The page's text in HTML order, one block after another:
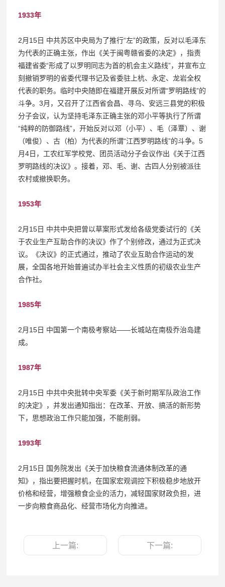
1933年
2月15日 中共苏区中央局为了推行“左”的政策，反对以毛泽东
为代表的正确主张，作出《关于闽粤赣省委的决定》，指责
福建省委“形成了以罗明同志为首的机会主义路线”，并宣布立
刻撤销罗明的省委代理书记及省委驻上杭、永定、龙岩全权
代表的职务。临时中央随即在福建开展反对所谓“罗明路线”的
斗争。3月，又召开了江西省会昌、寻乌、安远三县党的积极
分子会议，认为坚持毛泽东正确主张的邓小平等执行了所谓
“纯粹的防御路线”，开始反对以邓（小平）、毛（泽覃）、谢
（唯俊）、古（柏）为代表的所谓“江西罗明路线”的斗争。5
月4日，工农红军学校党、团员活动分子会议作出《关于江西
罗明路线的决议》。接着，邓、毛、谢、古四人分别被派往
农村或撤换职务。
1953年
2月15日 中共中央把曾以草案形式发给各级党委试行的《关
于农业生产互助合作的决议》作了个别修改，通过为正式决
议。《决议》的正式通过，推动了农业互助合作运动的发
展，全国各地开始普遍试办半社会主义性质的初级农业生产
合作社。
1985年
2月15日 中国第一个南极考察站——长城站在南极乔治岛建
成。
1987年
2月15日 中共中央批转中央军委《关于新时期军队政治工作
的决定》，并发出通知指出：在改革、开放、搞活的新形势
下，思想政治工作只能加强，不能削弱。
1993年
2月15日 国务院发出《关于加快粮食流通体制改革的通
知》，指出要把握时机，在国家宏观调控下积极稳步地放开
价格和经营，增强粮食企业的活力，减轻国家财政负担，进
一步向粮食商品化、经营市场化方向推进。
上一篇: 下一篇: